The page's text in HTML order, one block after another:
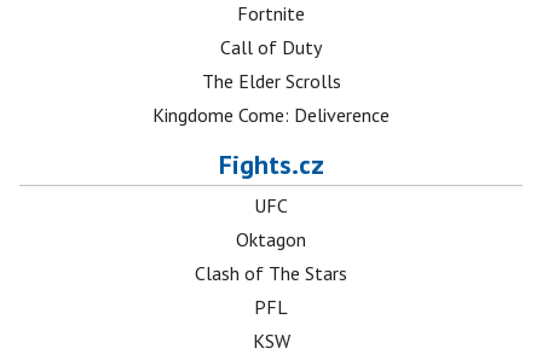
Fortnite
Call of Duty
The Elder Scrolls
Kingdome Come: Deliverence
Fights.cz
UFC
Oktagon
Clash of The Stars
PFL
KSW